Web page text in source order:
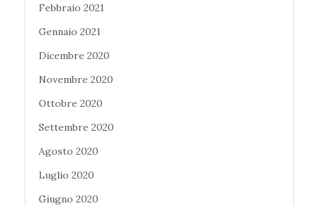
Febbraio 2021
Gennaio 2021
Dicembre 2020
Novembre 2020
Ottobre 2020
Settembre 2020
Agosto 2020
Luglio 2020
Giugno 2020